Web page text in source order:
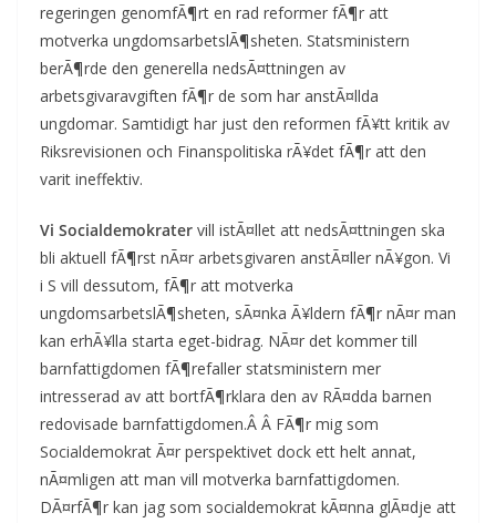
regeringen genomfÃ¶rt en rad reformer fÃ¶r att
motverka ungdomsarbetslÃ¶sheten. Statsministern
berÃ¶rde den generella nedsÃ¤ttningen av
arbetsgivaravgiften fÃ¶r de som har anstÃ¤llda
ungdomar. Samtidigt har just den reformen fÃ¥tt kritik av
Riksrevisionen och Finanspolitiska rÃ¥det fÃ¶r att den
varit ineffektiv.
Vi Socialdemokrater vill istÃ¤llet att nedsÃ¤ttningen ska
bli aktuell fÃ¶rst nÃ¤r arbetsgivaren anstÃ¤ller nÃ¥gon. Vi
i S vill dessutom, fÃ¶r att motverka
ungdomsarbetslÃ¶sheten, sÃ¤nka Ã¥ldern fÃ¶r nÃ¤r man
kan erhÃ¥lla starta eget-bidrag. NÃ¤r det kommer till
barnfattigdomen fÃ¶refaller statsministern mer
intresserad av att bortfÃ¶rklara den av RÃ¤dda barnen
redovisade barnfattigdomen.Â Â FÃ¶r mig som
Socialdemokrat Ã¤r perspektivet dock ett helt annat,
nÃ¤mligen att man vill motverka barnfattigdomen.
DÃ¤rfÃ¶r kan jag som socialdemokrat kÃ¤nna glÃ¤dje att